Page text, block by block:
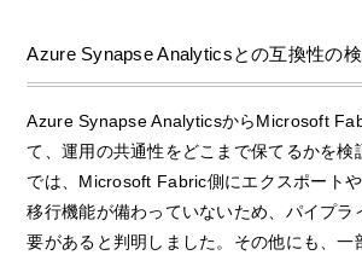
Azure Synapse Analyticsとの互換性の
Azure Synapse AnalyticsからMicrosoft
て、運用の共通性をどこまで保てるかを検
では、Microsoft Fabric側にエクスポート
移行機能が備わっていないため、パイプラ
要があると判明しました。その他にも、一